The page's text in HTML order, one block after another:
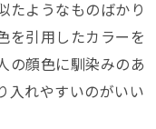
たようなものばかり
を引用したカラーを
の顔色に馴染みのあ
入れやすいのがいい